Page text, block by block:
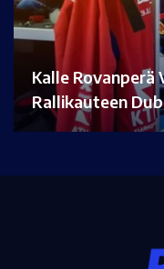
Kalle
Rallikauteen